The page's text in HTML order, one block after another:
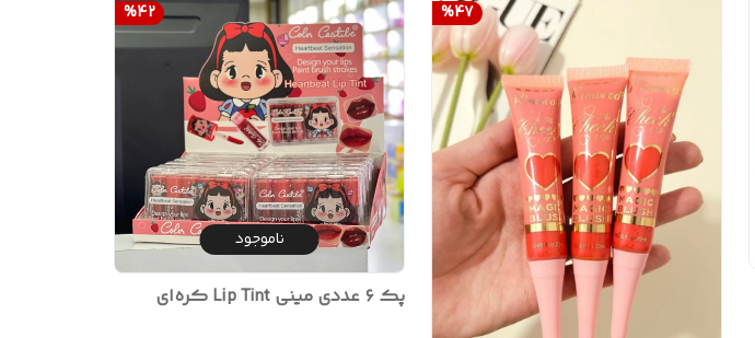
%47
%42
ناموجود
پک ۶ عددی مینی Lip Tint کره‌ای